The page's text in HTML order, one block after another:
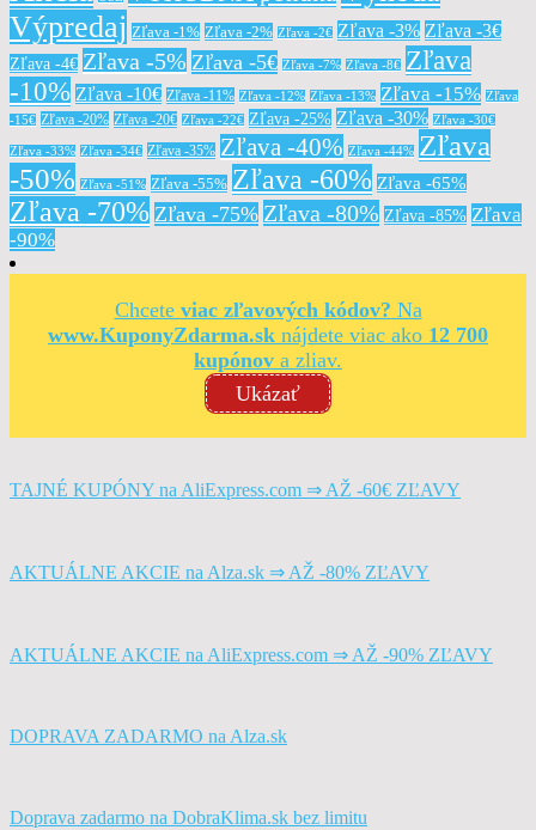
Výpredaj Zľava -1% Zľava -2% Zľava -2€ Zľava -3% Zľava -3€
Zľava -4€ Zľava -5% Zľava -5€ Zľava -7% Zľava -8€ Zľava
-10% Zľava -10€ Zľava -11% Zľava -12% Zľava -13% Zľava -15% Zľava
-15€ Zľava -20% Zľava -20€ Zľava -22€ Zľava -25% Zľava -30% Zľava -30€
Zľava -33% Zľava -34€ Zľava -35% Zľava -40% Zľava -44% Zľava
-50% Zľava -51% Zľava -55% Zľava -60% Zľava -65%
Zľava -70% Zľava -75% Zľava -80% Zľava -85% Zľava
-90%
Chcete viac zľavových kódov? Na
www.KuponyZdarma.sk nájdete viac ako 12 700
kupónov a zliav.
Ukázať
TAJNÉ KUPÓNY na AliExpress.com ⇒ AŽ -60€ ZĽAVY
AKTUÁLNE AKCIE na Alza.sk ⇒ AŽ -80% ZĽAVY
AKTUÁLNE AKCIE na AliExpress.com ⇒ AŽ -90% ZĽAVY
DOPRAVA ZADARMO na Alza.sk
Doprava zadarmo na DobraKlima.sk bez limitu